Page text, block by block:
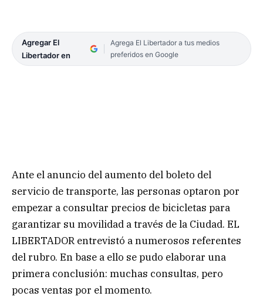
Agregar El
Libertador en
Agrega El Libertador a tus medios
preferidos en Google
Ante el anuncio del aumento del boleto del
servicio de transporte, las personas optaron por
empezar a consultar precios de bicicletas para
garantizar su movilidad a través de la Ciudad. EL
LIBERTADOR entrevistó a numerosos referentes
del rubro. En base a ello se pudo elaborar una
primera conclusión: muchas consultas, pero
pocas ventas por el momento.